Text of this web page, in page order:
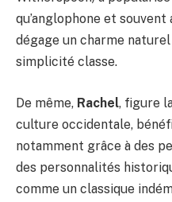
qu’anglophone et
dégage un charme
simplicité classe.
De même, Rachel, figure
culture occidentale,
notamment grâce à des
des personnalités
comme un classique